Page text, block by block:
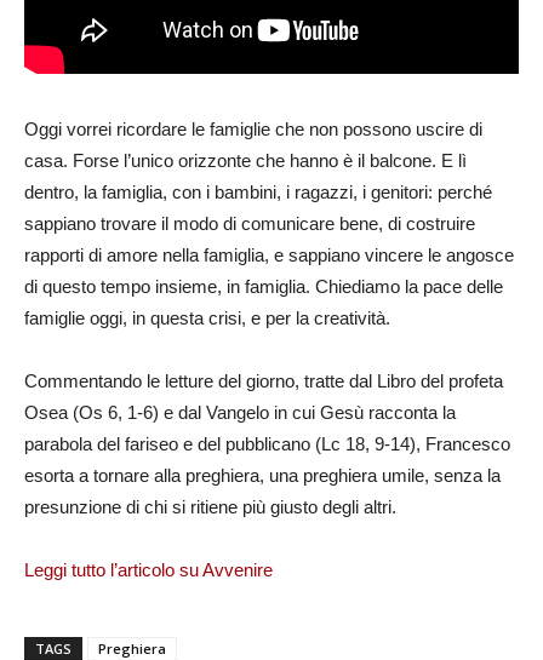
Oggi vorrei ricordare le famiglie che non possono uscire di
casa. Forse l’unico orizzonte che hanno è il balcone. E lì
dentro, la famiglia, con i bambini, i ragazzi, i genitori: perché
sappiano trovare il modo di comunicare bene, di costruire
rapporti di amore nella famiglia, e sappiano vincere le angosce
di questo tempo insieme, in famiglia. Chiediamo la pace delle
famiglie oggi, in questa crisi, e per la creatività.
Commentando le letture del giorno, tratte dal Libro del profeta
Osea (Os 6, 1-6) e dal Vangelo in cui Gesù racconta la
parabola del fariseo e del pubblicano (Lc 18, 9-14), Francesco
esorta a tornare alla preghiera, una preghiera umile, senza la
presunzione di chi si ritiene più giusto degli altri.
Leggi tutto l’articolo su Avvenire
TAGS Preghiera